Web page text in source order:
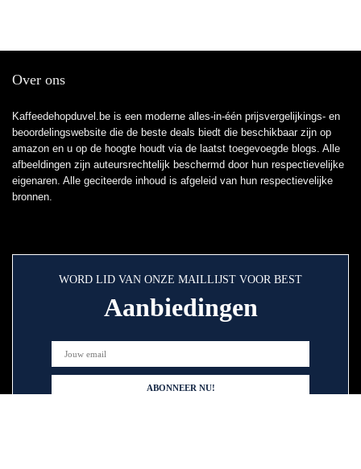
Over ons
Kaffeedehopduvel.be is een moderne alles-in-één prijsvergelijkings- en
beoordelingswebsite die de beste deals biedt die beschikbaar zijn op
amazon en u op de hoogte houdt via de laatst toegevoegde blogs. Alle
afbeeldingen zijn auteursrechtelijk beschermd door hun respectievelijke
eigenaren. Alle geciteerde inhoud is afgeleid van hun respectievelijke
bronnen.
WORD LID VAN ONZE MAILLIJST VOOR BEST
Aanbiedingen